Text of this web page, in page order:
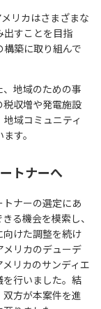
リカはさまざまな
出すことを目指
築に取り組んで
地域のための事
収増や発電施設
域コミュニティ
す。
トナーへ
ナーの選定にあ
る機会を模索し、
向けた調整を続け
リカのデューデ
リカのサンディエ
を行いました。結
方が本案件を進